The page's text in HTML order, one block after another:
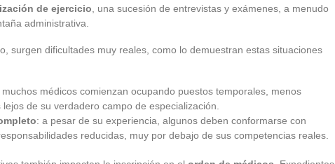
de ejercicio , una sucesión de entrevistas y exámenes, a menudo
administrativa.
surgen dificultades muy reales, como lo demuestran estas situaciones
muchos médicos comienzan ocupando puestos temporales, menos
de su verdadero campo de especialización.
: a pesar de su experiencia, algunos deben conformarse con
reducidas, muy por debajo de sus competencias reales.